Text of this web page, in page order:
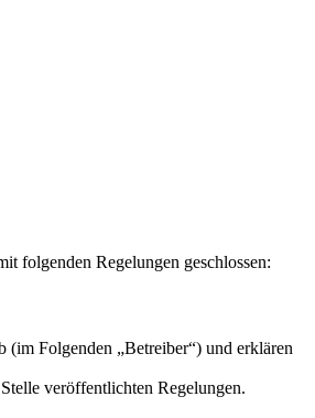
folgenden Regelungen geschlossen:
Folgenden „Betreiber“) und erklären
veröffentlichten Regelungen.